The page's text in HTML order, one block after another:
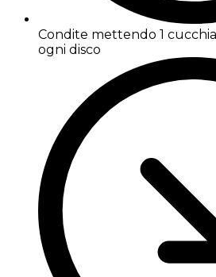
Condite mettendo 1
ogni disco